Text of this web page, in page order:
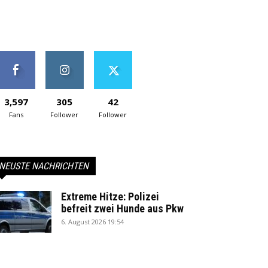
3,597
Fans
305
Follower
42
Follower
NACHRICHTEN
Extreme Hitze: Polizei
befreit zwei Hunde aus Pkw
6. August 2026 19:54